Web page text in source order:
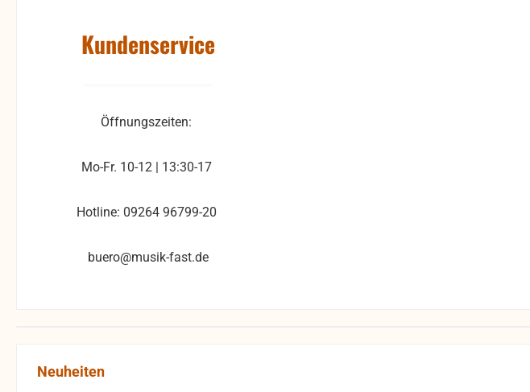
Kundenservice
Öffnungszeiten:
Mo-Fr. 10-12 | 13:30-17
Hotline: 09264 96799-20
buero@musik-fast.de
Produktgalerie überspringen
Neuheiten